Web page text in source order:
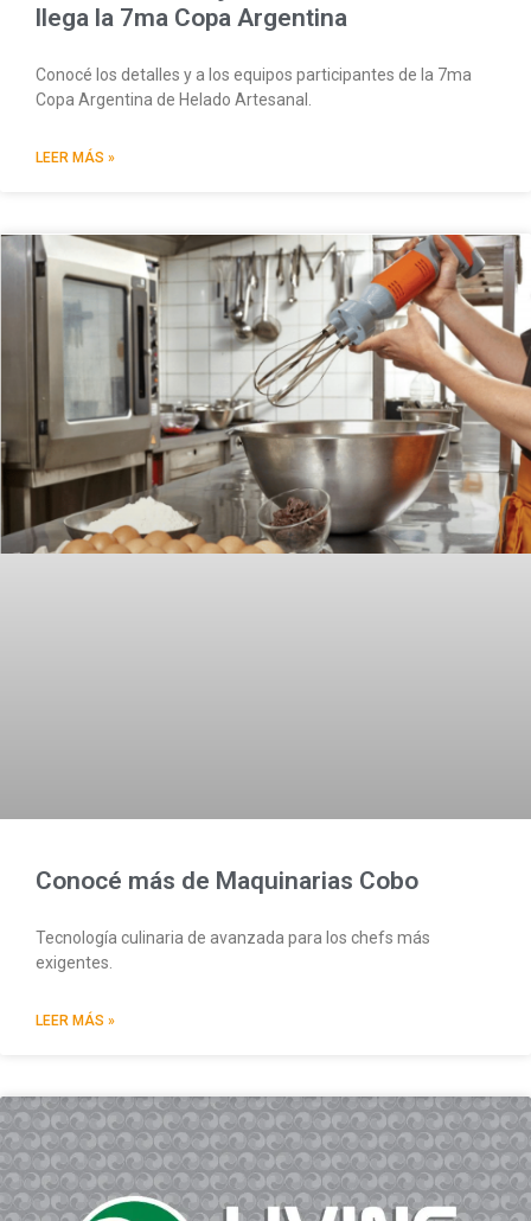
llega la 7ma Copa Argentina
Conocé los detalles y a los equipos participantes de la 7ma
Copa Argentina de Helado Artesanal.
LEER MÁS »
Conocé más de Maquinarias Cobo
Tecnología culinaria de avanzada para los chefs más
exigentes.
LEER MÁS »